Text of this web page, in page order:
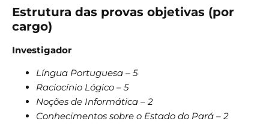
Estrutura das provas objetivas (por
cargo)
Investigador
Língua Portuguesa – 5
Raciocínio Lógico – 5
Noções de Informática – 2
Conhecimentos sobre o Estado do Pará – 2